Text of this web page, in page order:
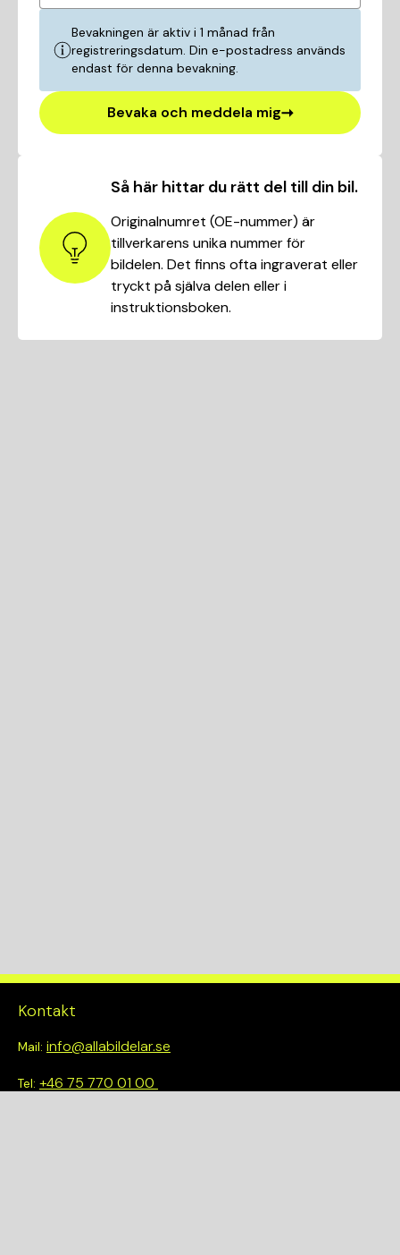
Så här hittar du rätt del till din bil.
Originalnumret (OE-nummer) är
tillverkarens unika nummer för
bildelen. Det finns ofta ingraverat eller
tryckt på själva delen eller i
instruktionsboken.
Bevakningen är aktiv i 1 månad från
registreringsdatum. Din e-postadress används
endast för denna bevakning.
Bevaka och meddela mig
Kontakt
Mail: info@allabildelar.se
Tel: +46 75 770 01 00